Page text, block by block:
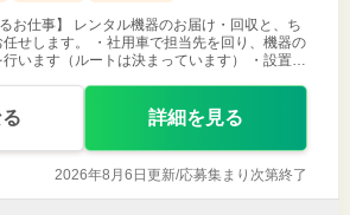
るお仕事】 レンタル機器のお届け・回収と、ち
任せします。 ・社用車で担当先を回り、機器の
います（ルートは決まっています） ・設置は
詳細を見る
2026年8月6日更新/応募集まり次第終了